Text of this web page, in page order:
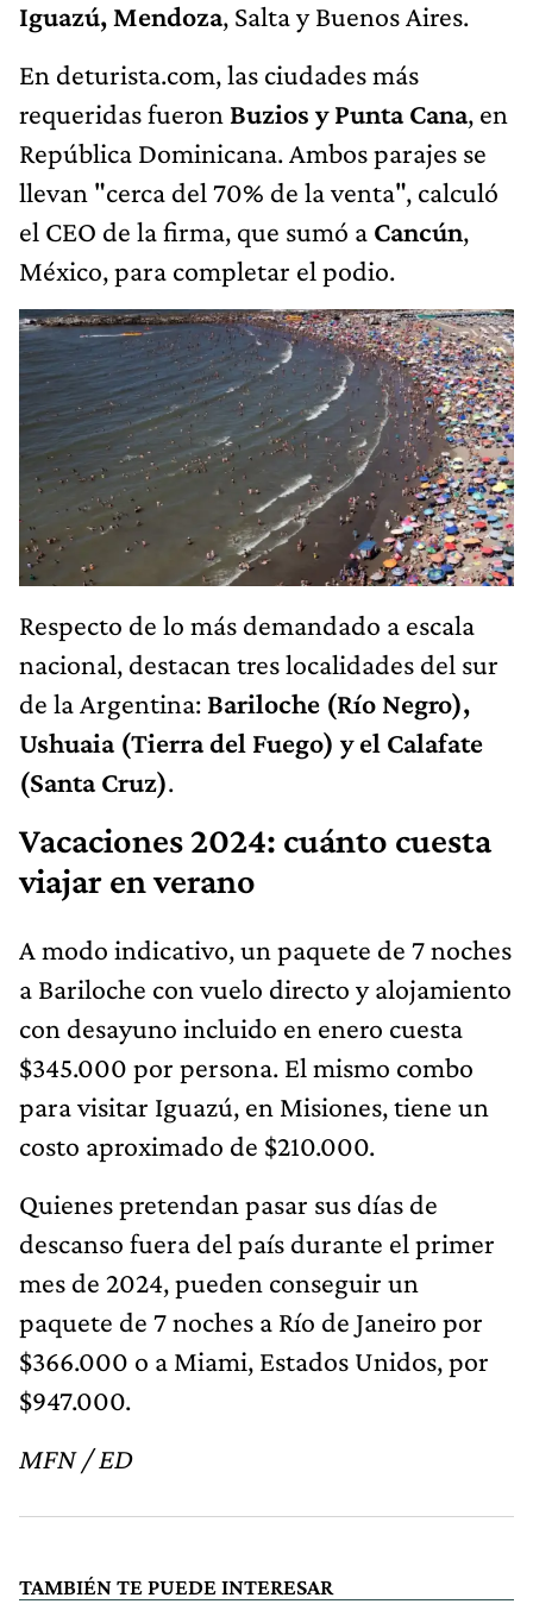
Iguazú, Mendoza, Salta y Buenos Aires.
En deturista.com, las ciudades más
requeridas fueron Buzios y Punta Cana, en
República Dominicana. Ambos parajes se
llevan "cerca del 70% de la venta", calculó
el CEO de la firma, que sumó a Cancún,
México, para completar el podio.
Respecto de lo más demandado a escala
nacional, destacan tres localidades del sur
de la Argentina: Bariloche (Río Negro),
Ushuaia (Tierra del Fuego) y el Calafate
(Santa Cruz).
Vacaciones 2024: cuánto cuesta
viajar en verano
A modo indicativo, un paquete de 7 noches
a Bariloche con vuelo directo y alojamiento
con desayuno incluido en enero cuesta
$345.000 por persona. El mismo combo
para visitar Iguazú, en Misiones, tiene un
costo aproximado de $210.000.
Quienes pretendan pasar sus días de
descanso fuera del país durante el primer
mes de 2024, pueden conseguir un
paquete de 7 noches a Río de Janeiro por
$366.000 o a Miami, Estados Unidos, por
$947.000.
MFN / ED
TAMBIÉN TE PUEDE INTERESAR